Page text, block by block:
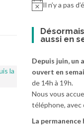
Il n’y a pas
aussi en
Depuis juin, un
ouvert en
de 14h à 19h.
Nous vous
téléphone, avec
La